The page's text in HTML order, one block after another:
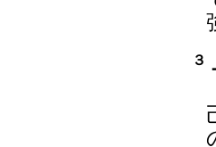
３